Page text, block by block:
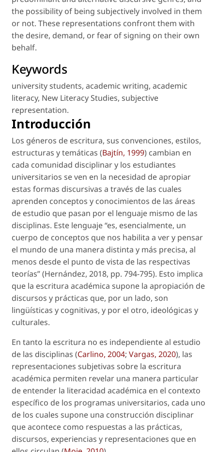
the possibility of being subjectively involved in them
or not. These representations confront them with
the desire, demand, or fear of signing on their own
behalf.
Keywords
university students, academic writing, academic
literacy, New Literacy Studies, subjective
representation.
Introducción
Los géneros de escritura, sus convenciones, estilos,
estructuras y temáticas (Bajtín, 1999) cambian en
cada comunidad disciplinar y los estudiantes
universitarios se ven en la necesidad de apropiar
estas formas discursivas a través de las cuales
aprenden conceptos y conocimientos de las áreas
de estudio que pasan por el lenguaje mismo de las
disciplinas. Este lenguaje “es, esencialmente, un
cuerpo de conceptos que nos habilita a ver y pensar
el mundo de una manera distinta y más precisa, al
menos desde el punto de vista de las respectivas
teorías” (Hernández, 2018, pp. 794-795). Esto implica
que la escritura académica supone la apropiación de
discursos y prácticas que, por un lado, son
lingüísticas y cognitivas, y por el otro, ideológicas y
culturales.
En tanto la escritura no es independiente al estudio
de las disciplinas (Carlino, 2004; Vargas, 2020), las
representaciones subjetivas sobre la escritura
académica permiten revelar una manera particular
de entender la literacidad académica en el contexto
específico de los programas universitarios, cada uno
de los cuales supone una construcción disciplinar
que acontece como respuestas a las prácticas,
discursos, experiencias y representaciones que en